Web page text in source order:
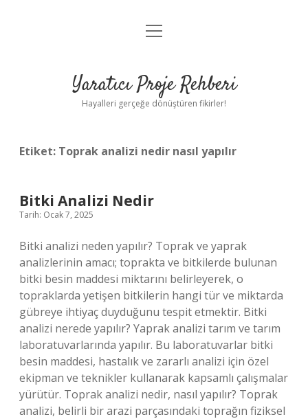
Anasayfa
Yasal Uyarı
menüyü
Yaratıcı Proje Rehberi
Hayalleri gerçeğe dönüştüren fikirler!
Etiket: Toprak analizi nedir nasıl yapılır
Bitki Analizi Nedir
Tarih: Ocak 7, 2025
Bitki analizi neden yapılır? Toprak ve yaprak
analizlerinin amacı; toprakta ve bitkilerde bulunan
bitki besin maddesi miktarını belirleyerek, o
topraklarda yetişen bitkilerin hangi tür ve miktarda
gübreye ihtiyaç duyduğunu tespit etmektir. Bitki
analizi nerede yapılır? Yaprak analizi tarım ve tarım
laboratuvarlarında yapılır. Bu laboratuvarlar bitki
besin maddesi, hastalık ve zararlı analizi için özel
ekipman ve teknikler kullanarak kapsamlı çalışmalar
yürütür. Toprak analizi nedir, nasıl yapılır? Toprak
analizi, belirli bir arazi parçasındaki toprağın fiziksel